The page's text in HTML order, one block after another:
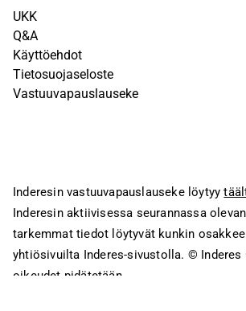
UKK
Q&A
Käyttöehdot
Tietosuojaseloste
Vastuuvapauslauseke
Inderesin vastuuvapauslauseke löytyy
Inderesin aktiivisessa seurannassa
tarkemmat tiedot löytyvät kunkin
yhtiösivuilta Inderes-sivustolla. © Inderes
oikeudet pidätetään.